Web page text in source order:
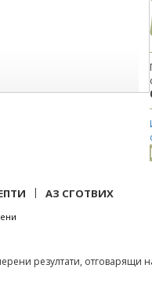
| АЗ СГОТВИХ
резултати, отговарящи